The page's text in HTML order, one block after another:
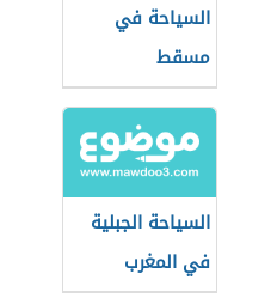
السياحة في
مسقط
السياحة الجبلية
في المغرب